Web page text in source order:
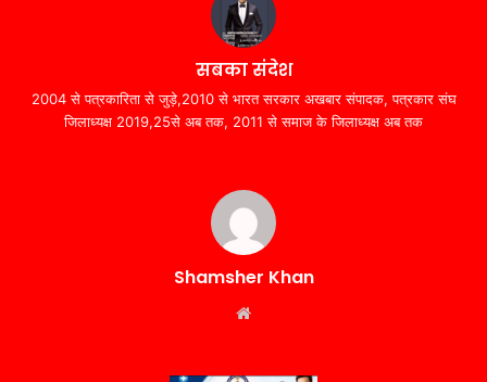
सबका संदेश
2004 से पत्रकारिता से जुड़े,2010 से भारत सरकार अखबार संपादक, पत्रकार संघ
जिलाध्यक्ष 2019,25से अब तक, 2011 से समाज के जिलाध्यक्ष अब तक
Shamsher Khan